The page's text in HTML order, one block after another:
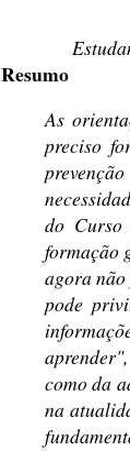
Resumo
As
preciso
do Curso
formação
agora
pode
como da
na